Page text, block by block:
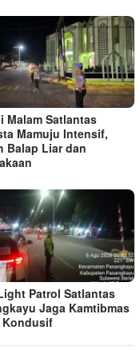
Malam Satlantas
Mamuju Intensif,
Balap Liar dan
Patrol Satlantas
Jaga Kamtibmas
Kondusif